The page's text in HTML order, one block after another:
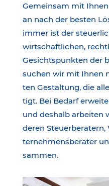
Gemein­sam mit
an nach der bes­ten
immer ist der
wirt­schaft­li­chen,
Ge­sichts­punk­ten der
suchen wir mit Ihnen
ten Ge­stal­tung, die
tigt. Bei Be­darf
und des­halb ar­bei­ten
de­ren
ter­neh­mens­be­ra­ter
sam­men.